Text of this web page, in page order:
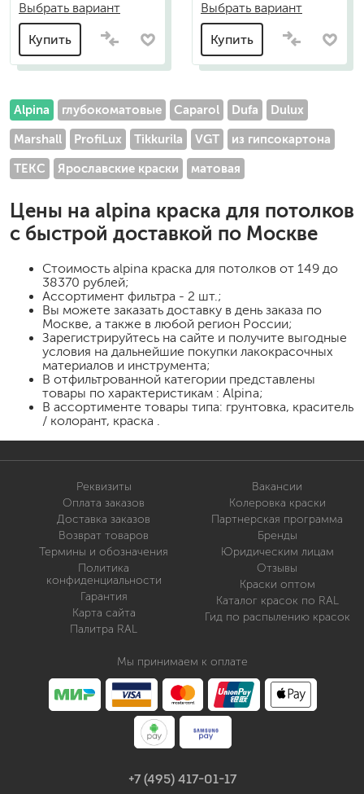
Выбрать вариант
Купить
Выбрать вариант
Купить
Alpina глубокоматовые Caparol Dufa Dulux
Marshall ProfiLux Tikkurila VGT из гипсокартона
ТЕКС Ярославские краски матовая
Цены на alpina краска для потолков
с быстрой доставкой по Москве
Стоимость alpina краска для потолков от 149 до
38370 рублей;
Ассортимент фильтра - 2 шт.;
Вы можете заказать доставку в день заказа по
Москве, а также в любой регион России;
Зарегистрируйтесь на сайте и получите выгодные
условия на дальнейшие покупки лакокрасочных
материалов и инструмента;
В отфильтрованной категории представлены
товары по характеристикам : Alpina;
В ассортименте товары типа: грунтовка, краситель
/ колорант, краска .
Реквизиты
Оплата заказов
Доставка заказов
Возврат товаров
Термины и обозначения
Политика
конфиденциальности
Гарантия
Карта сайта
Палитра RAL
Вакансии
Колеровка краски
Партнерская программа
Бренды
Юридическим лицам
Отзывы
Краски оптом
Каталог красок по RAL
Гид по распылению красок
Мы принимаем к оплате
+7 (495) 417-01-17